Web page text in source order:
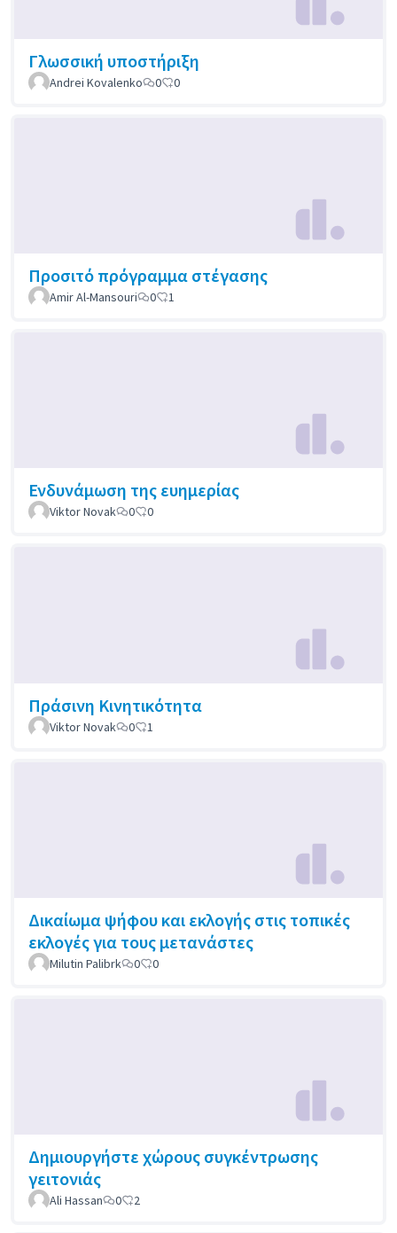
Γλωσσική υποστήριξη
Andrei Kovalenko 0 0
Προσιτό πρόγραμμα στέγασης
Amir Al-Mansouri 0 1
Ενδυνάμωση της ευημερίας
Viktor Novak 0 0
Πράσινη Κινητικότητα
Viktor Novak 0 1
Δικαίωμα ψήφου και εκλογής στις τοπικές
εκλογές για τους μετανάστες
Milutin Palibrk 0 0
Δημιουργήστε χώρους συγκέντρωσης
γειτονιάς
Ali Hassan 0 2